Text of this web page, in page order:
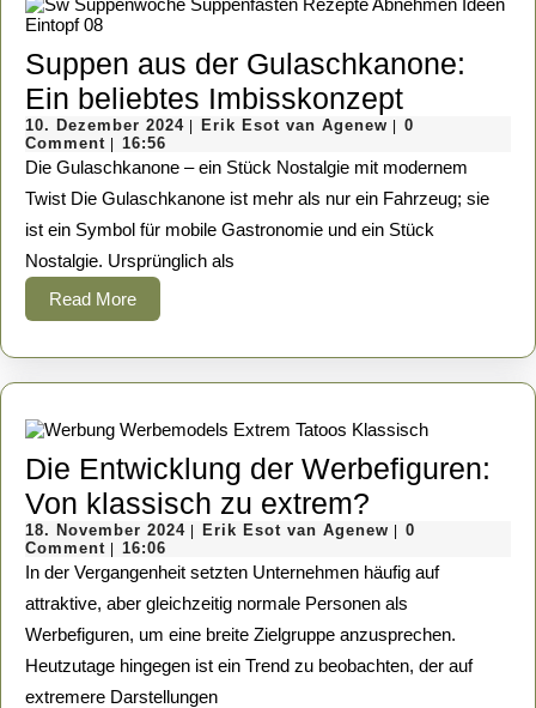
Suppen aus der Gulaschkanone:
Ein beliebtes ImbisskonzeptSuppen
aus
der
Ein
10. Dezember 202410.
2024
Erik Esot van Agenew Erik
van
Agenew
0
Comment
16:56
Die Gulaschkanone – ein Stück Nostalgie mit modernem
Twist Die Gulaschkanone ist mehr als nur ein Fahrzeug; sie
ist ein Symbol für mobile Gastronomie und ein Stück
Nostalgie. Ursprünglich als
Read MoreRead
More
Die Entwicklung der Werbefiguren:
Von klassisch zu extrem?
Entwicklung
der
Von
klassisch
18. November 202418.
2024
Erik Esot van Agenew Erik
van
Agenew
0
Comment
16:06
In der Vergangenheit setzten Unternehmen häufig auf
attraktive, aber gleichzeitig normale Personen als
Werbefiguren, um eine breite Zielgruppe anzusprechen.
Heutzutage hingegen ist ein Trend zu beobachten, der auf
extremere Darstellungen